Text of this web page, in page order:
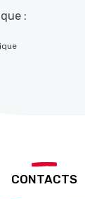
:
CONTACTS